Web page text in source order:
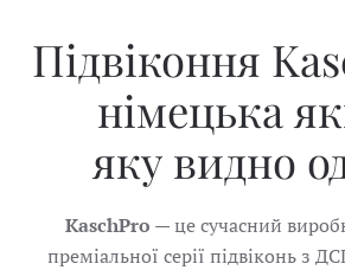
Підвіконня
німецька
яку видно
KaschPro — це сучасний
преміальної серії підвіконь з